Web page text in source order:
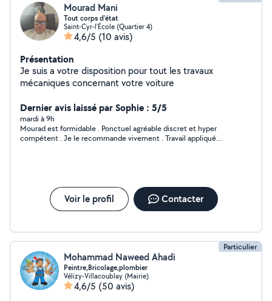
Mourad Mani
Tout corps d'état
Saint-Cyr-l'École (Quartier 4)
4,6/5 (10 avis)
Présentation
Je suis a votre disposition pour tout les travaux
mécaniques concernant votre voiture
Dernier avis laissé par Sophie : 5/5
mardi à 9h
Mourad est formidable . Ponctuel agréable discret et hyper
compétent . Je le recommande vivement . Travail appliqué
Voir le profil Contacter
Particulier
Mohammad Naweed Ahadi
Peintre,Bricolage,plombier
Vélizy-Villacoublay (Mairie)
4,6/5 (50 avis)